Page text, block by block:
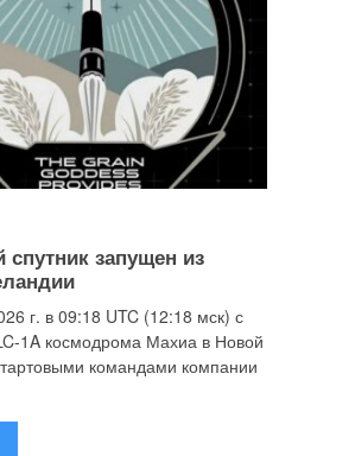
спутник запущен из
г. в 09:18 UTC (12:18 мск) с
1A космодрома Махиа в Новой
командами компании